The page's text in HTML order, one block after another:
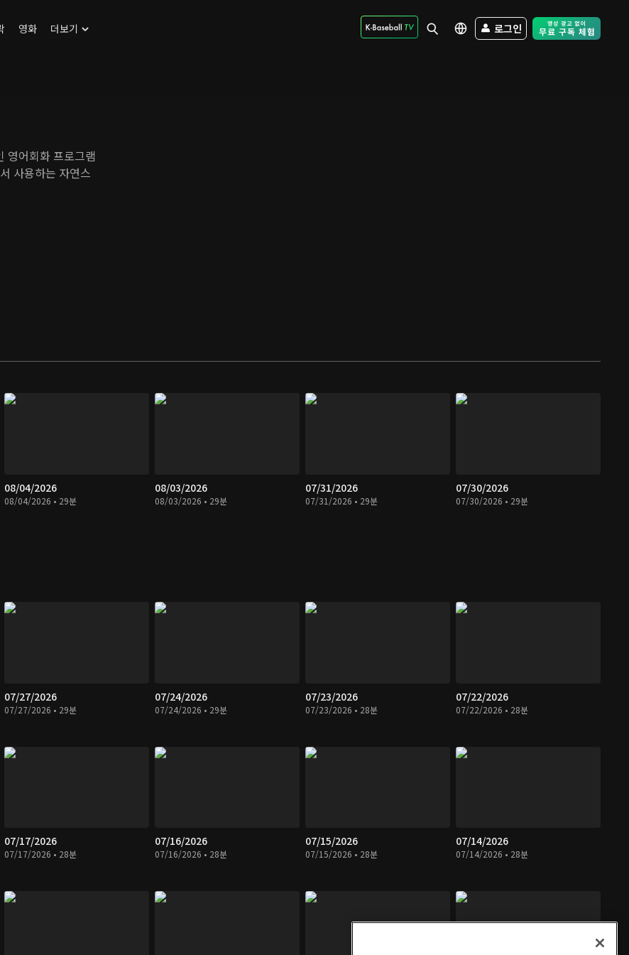
영화 더보기 로그인 Free Trial -
영어회화 프로그램
사용하는 자연스
08/04/2026
08/04/2026 • 29분
08/03/2026
08/03/2026 • 29분
07/31/2026
07/31/2026 • 29분
07/30/2026
07/30/2026 • 29분
07/27/2026
07/27/2026 • 29분
07/24/2026
07/24/2026 • 29분
07/23/2026
07/23/2026 • 28분
07/22/2026
07/22/2026 • 28분
07/17/2026
07/17/2026 • 28분
07/16/2026
07/16/2026 • 28분
07/15/2026
07/15/2026 • 28분
07/14/2026
07/14/2026 • 28분